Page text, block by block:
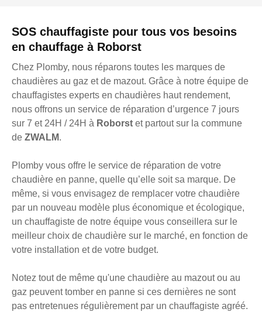
SOS chauffagiste pour tous vos besoins
en chauffage à Roborst
Chez Plomby, nous réparons toutes les marques de
chaudières au gaz et de mazout. Grâce à notre équipe de
chauffagistes experts en chaudières haut rendement,
nous offrons un service de réparation d’urgence 7 jours
sur 7 et 24H / 24H à Roborst et partout sur la commune
de ZWALM.
Plomby vous offre le service de réparation de votre
chaudière en panne, quelle qu’elle soit sa marque. De
même, si vous envisagez de remplacer votre chaudière
par un nouveau modèle plus économique et écologique,
un chauffagiste de notre équipe vous conseillera sur le
meilleur choix de chaudière sur le marché, en fonction de
votre installation et de votre budget.
Notez tout de même qu'une chaudière au mazout ou au
gaz peuvent tomber en panne si ces dernières ne sont
pas entretenues régulièrement par un chauffagiste agréé.